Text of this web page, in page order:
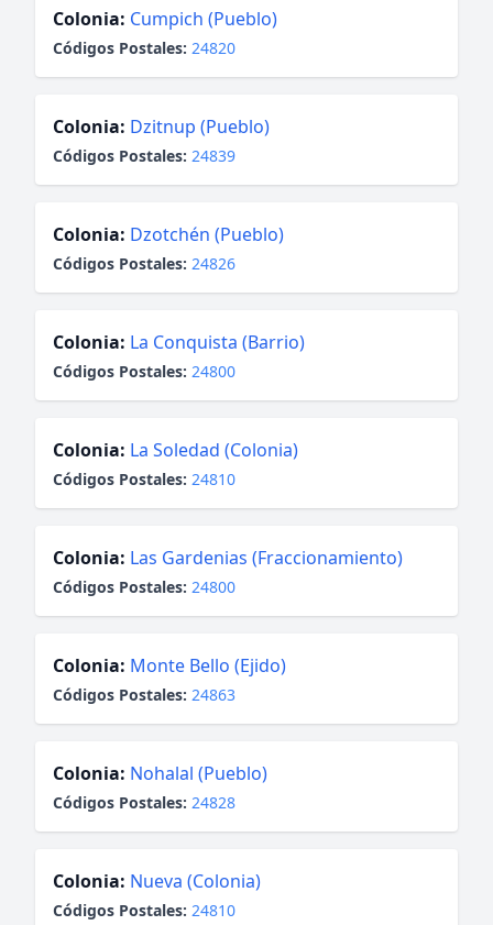
Colonia: Cumpich (Pueblo)
Códigos Postales: 24820
Colonia: Dzitnup (Pueblo)
Códigos Postales: 24839
Colonia: Dzotchén (Pueblo)
Códigos Postales: 24826
Colonia: La Conquista (Barrio)
Códigos Postales: 24800
Colonia: La Soledad (Colonia)
Códigos Postales: 24810
Colonia: Las Gardenias (Fraccionamiento)
Códigos Postales: 24800
Colonia: Monte Bello (Ejido)
Códigos Postales: 24863
Colonia: Nohalal (Pueblo)
Códigos Postales: 24828
Colonia: Nueva (Colonia)
Códigos Postales: 24810